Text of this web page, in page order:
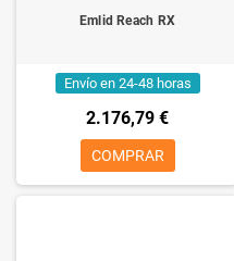
Emlid Reach RX
Envío en 24-48 horas
2.176,79 €
COMPRAR